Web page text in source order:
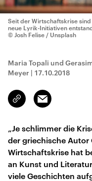
Seit der Wirtschaftskrise
neue Lyrik-Initiativen
© Josh Felise / Unsplash
Maria Topali und
Meyer | 17.10.2018
Link
kopieren/teilen
Email
„Je schlimmer die
der griechische Autor
Wirtschaftskrise hat
an Kunst und
viele Geschichten